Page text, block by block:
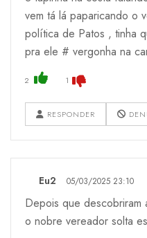
vem tá lá paparicando o
política de Patos , tinha
pra ele # vergonha na
2 1
RESPONDER
Eu2 05/03/2025 23:10
Depois que descobriram
o nobre vereador solta